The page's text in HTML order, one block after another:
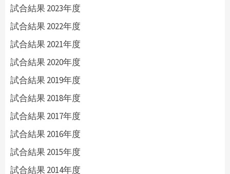
試合結果 2023年度
試合結果 2022年度
試合結果 2021年度
試合結果 2020年度
試合結果 2019年度
試合結果 2018年度
試合結果 2017年度
試合結果 2016年度
試合結果 2015年度
試合結果 2014年度